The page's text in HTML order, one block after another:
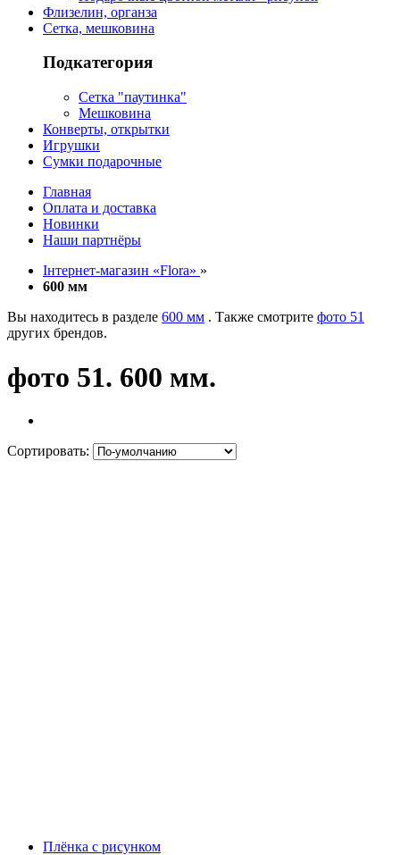
Флизелин, органза
Сетка, мешковина
Подкатегория
Сетка "паутинка"
Мешковина
Конверты, открытки
Игрушки
Сумки подарочные
Главная
Оплата и доставка
Новинки
Наши партнёры
Інтернет-магазин «Flora» »
600 мм
Вы находитесь в разделе 600 мм . Также смотрите фото 51
других брендов.
фото 51. 600 мм.
Сортировать:
Плёнка с рисунком